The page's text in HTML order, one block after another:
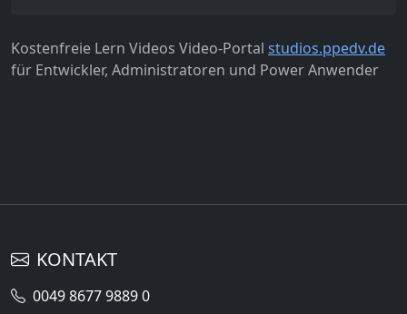
Kostenfreie Lern Videos Video-Portal studios.ppedv.de
für Entwickler, Administratoren und Power Anwender
KONTAKT
0049 8677 9889 0